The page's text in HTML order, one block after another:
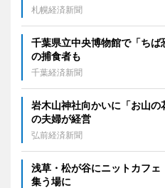
札幌経済新聞
千葉県立中央博物館で「ち
の捕食者も
千葉経済新聞
岩木山神社向かいに「お山
の夫婦が経営
弘前経済新聞
浅草・松が谷にニットカフ
集う場に